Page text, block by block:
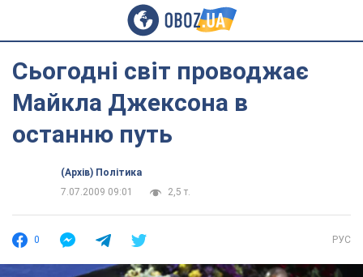
Сьогодні світ проводжає
Майкла Джексона в
останню путь
(Архів) Політика
7.07.2009 09:01
2,5 т.
0 РУС